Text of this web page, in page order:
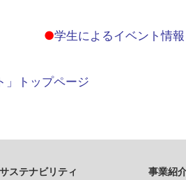
●学生によるイベント情報
」トップページ
サステナビリティ 事業紹